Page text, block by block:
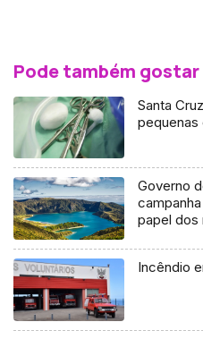
Pode também gostar
Santa
pequenas
Governo
papel dos
Incêndio